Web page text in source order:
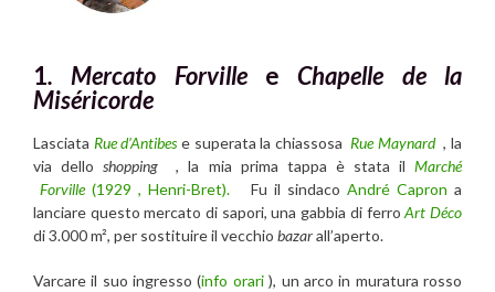
1. Mercato ForvilleeChapelle de la
Miséricorde
Lasciata Rue d’Antibese superata la chiassosa Rue Maynard , la
via delloshopping , la mia prima tappa è stata ilMarché
Forville(1929 , Henri-Bret). Fu il sindaco André Capron a
lanciare questo mercato di sapori, una gabbia di ferroArt Déco
di 3.000 m², per sostituire il vecchio bazarall’aperto.
Varcare il suo ingresso (info orari), un arco in muratura rosso